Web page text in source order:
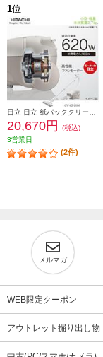
1位
20,670円
(税込)
3営業日
(2件)
メルマガ
WEB限定クーポン
アウトレット掘り出し物